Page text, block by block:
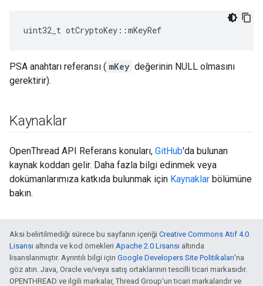
uint32_t otCryptoKey ::mKeyRef
PSA anahtarı referansı ( mKey değerinin NULL olmasını
gerektirir).
Kaynaklar
OpenThread API Referans konuları, GitHub'da bulunan
kaynak koddan gelir. Daha fazla bilgi edinmek veya
dokümanlarımıza katkıda bulunmak için Kaynaklar bölümüne
bakın.
Aksi belirtilmediği sürece bu sayfanın içeriği Creative Commons Atıf 4.0
Lisansı altında ve kod örnekleri Apache 2.0 Lisansı altında
lisanslanmıştır. Ayrıntılı bilgi için Google Developers Site Politikaları'na
göz atın. Java, Oracle ve/veya satış ortaklarının tescilli ticari markasıdır.
OPENTHREAD ve ilgili markalar, Thread Group'un ticari markalarıdır ve